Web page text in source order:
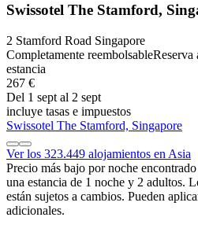
Swissotel The Stamford,
2 Stamford Road Singapore
Completamente reembolsableReserva
estancia
267 €
Del 1 sept al 2 sept
incluye tasas e impuestos
Swissotel The Stamford, Singapore
Ver los 323.449 alojamientos en Asia
Precio más bajo por noche
una estancia de 1 noche y 2 adultos.
están sujetos a cambios. Pueden
adicionales.